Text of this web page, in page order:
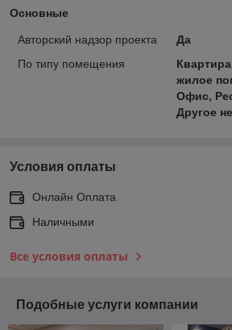
Основные
Авторский надзор проекта
Да
По типу помещения
жилое
Офис,
Другое
Условия оплаты
Онлайн Оплата
Наличными
Все условия оплаты
Подобные услуги компании